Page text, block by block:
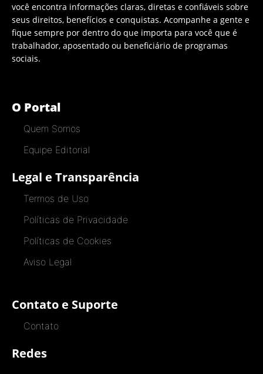
você encontra informações claras, diretas e confiáveis sobre
seus direitos, benefícios e conquistas. Acompanhe a gente e
fique sempre por dentro do que importa para você que é
trabalhador, aposentado ou beneficiário de programas
sociais.
O Portal
Quem Somos
Equipe Editorial
Legal e Transparência
Termos de Uso
Políticas de Privacidade
Políticas de Cookies
Aviso Legal
Contato e Suporte
Contato
Redes